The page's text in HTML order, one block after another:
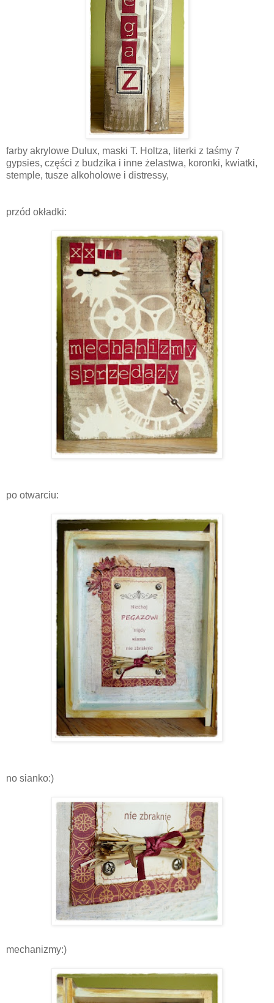
farby akrylowe Dulux, maski T. Holtza, literki z taśmy 7
gypsies, części z budzika i inne żelastwa, koronki, kwiatki,
stemple, tusze alkoholowe i distressy,
przód okładki:
po otwarciu:
no sianko:)
mechanizmy:)